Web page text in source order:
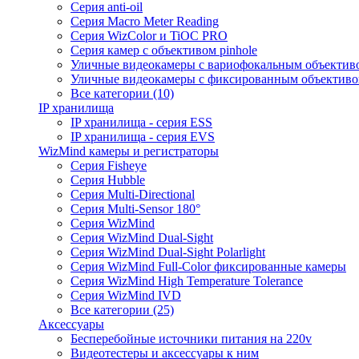
Серия anti-oil
Серия Macro Meter Reading
Серия WizColor и TiOC PRO
Серия камер с объективом pinhole
Уличные видеокамеры с вариофокальным
Уличные видеокамеры с фиксированным
Все категории (10)
IP хранилища
IP хранилища - серия ESS
IP хранилища - серия EVS
WizMind камеры и регистраторы
Серия Fisheye
Серия Hubble
Серия Multi-Directional
Серия Multi-Sensor 180°
Серия WizMind
Серия WizMind Dual-Sight
Серия WizMind Dual-Sight Polarlight
Серия WizMind Full-Color фиксированные камеры
Серия WizMind High Temperature Tolerance
Серия WizMind IVD
Все категории (25)
Аксессуары
Бесперебойные источники питания на 220v
Видеотестеры и аксессуары к ним